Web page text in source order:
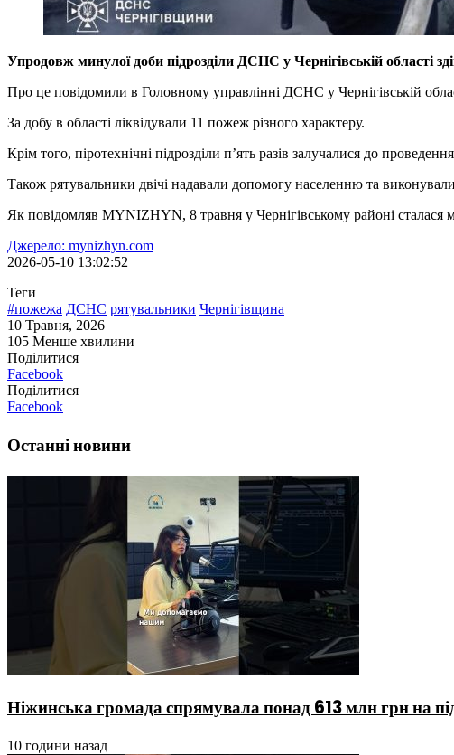
Упродовж минулої доби підрозділи ДСНС у Чернігівській області
Про це повідомили в Головному управлінні ДСНС у Чернігівській
За добу в області ліквідували 11 пожеж різного характеру.
Крім того, піротехнічні підрозділи п’ять разів залучалися до
Також рятувальники двічі надавали допомогу населенню та
Як повідомляв MYNIZHYN, 8 травня у Чернігівському районі сталася
Джерело: mynizhyn.com
2026-05-10 13:02:52
Теги
#пожежа ДСНС рятувальники Чернігівщина
10 Травня, 2026
105 Менше хвилини
Поділитися
Facebook
Поділитися
Facebook
Останні новини
Ніжинська громада спрямувала понад 613 млн грн на
10 години назад